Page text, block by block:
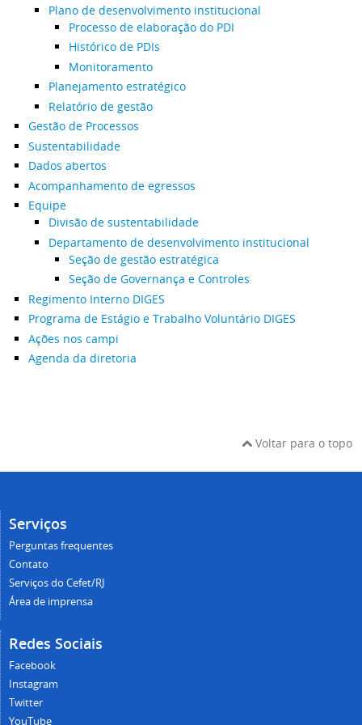
Plano de desenvolvimento institucional
Processo de elaboração do PDI
Histórico de PDIs
Monitoramento
Planejamento estratégico
Relatório de gestão
Gestão de Processos
Sustentabilidade
Dados abertos
Acompanhamento de egressos
Equipe
Divisão de sustentabilidade
Departamento de desenvolvimento institucional
Seção de gestão estratégica
Seção de Governança e Controles
Regimento Interno DIGES
Programa de Estágio e Trabalho Voluntário DIGES
Ações nos campi
Agenda da diretoria
Voltar para o topo
Serviços
Perguntas frequentes
Contato
Serviços do Cefet/RJ
Área de imprensa
Redes Sociais
Facebook
Instagram
Twitter
YouTube